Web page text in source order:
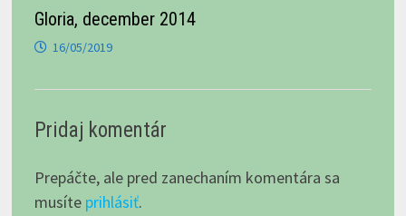
Gloria, december 2014
16/05/2019
Pridaj komentár
Prepáčte, ale pred zanechaním komentára sa
musíte prihlásiť.